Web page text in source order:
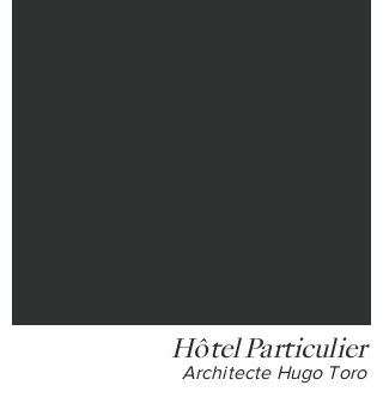
Hôtel Particulier
Architecte Hugo Toro